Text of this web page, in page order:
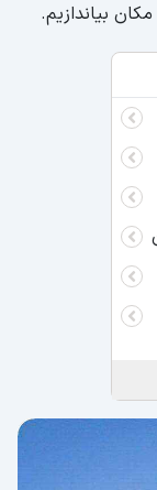
بیاندازیم.